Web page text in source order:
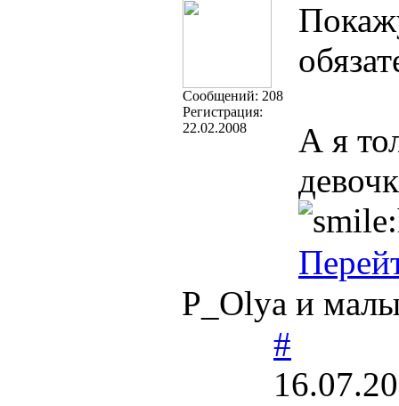
Cообщений: 208
Регистрация:
22.02.2008
А я
P_Olya и
#